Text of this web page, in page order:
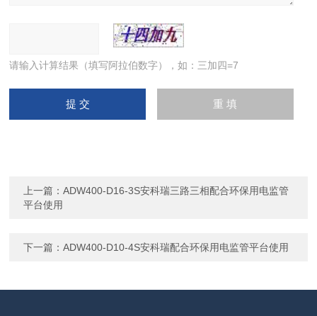
请输入计算结果（填写阿拉伯数字），如：三加四=7
上一篇：ADW400-D16-3S安科瑞三路三相配合环保用电监管
平台使用
下一篇：ADW400-D10-4S安科瑞配合环保用电监管平台使用